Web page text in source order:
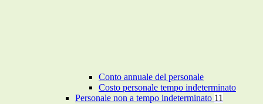
Conto annuale del personale
Costo personale tempo indeterminato
Personale non a tempo indeterminato 11